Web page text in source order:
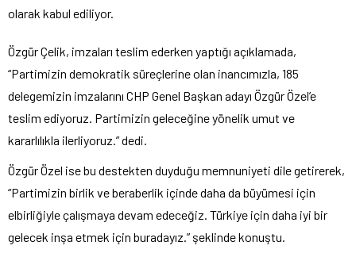
olarak kabul ediliyor.
Özgür Çelik, imzaları teslim ederken yaptığı açıklamada,
“Partimizin demokratik süreçlerine olan inancımızla, 185
delegemizin imzalarını CHP Genel Başkan adayı Özgür Özel’e
teslim ediyoruz. Partimizin geleceğine yönelik umut ve
kararlılıkla ilerliyoruz.” dedi.
Özgür Özel ise bu destekten duyduğu memnuniyeti dile getirerek,
“Partimizin birlik ve beraberlik içinde daha da büyümesi için
elbirliğiyle çalışmaya devam edeceğiz. Türkiye için daha iyi bir
gelecek inşa etmek için buradayız.” şeklinde konuştu.